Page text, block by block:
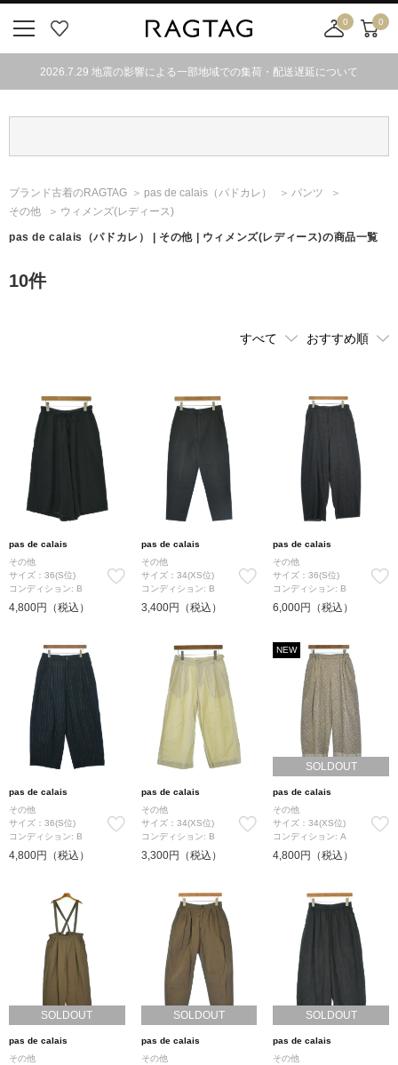
気
0
舗
カ
ト
0
2026.7.29 地震の影響による一部地域での集荷・配送遅延について
ブランド古着のRAGTAG pas de calais （パドカレ）
パンツ
その他
ウィメンズ(レディース)
pas de calais （パドカレ） | その他 | ウィメンズ(レディース)の商品一覧
10件
pas de calais
その他
サイズ：36(S位)
コンディション: B
4,800円（税込）
pas de calais
その他
サイズ：34(XS位)
コンディション: B
3,400円（税込）
pas de calais
その他
サイズ：36(S位)
コンディション: B
6,000円（税込）
pas de calais
その他
サイズ：36(S位)
コンディション: B
4,800円（税込）
pas de calais
その他
サイズ：34(XS位)
コンディション: B
3,300円（税込）
NEW
SOLDOUT
pas de calais
その他
サイズ：34(XS位)
コンディション: A
4,800円（税込）
SOLDOUT
pas de calais
その他
SOLDOUT
pas de calais
その他
SOLDOUT
pas de calais
その他